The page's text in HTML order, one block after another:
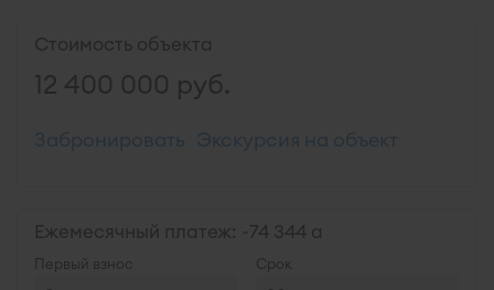
Стоимость объекта
12 400 000 руб.
Экскурсия на объект
Забронировать
Ежемесячный платеж: ~74 344
Первый взнос
Срок